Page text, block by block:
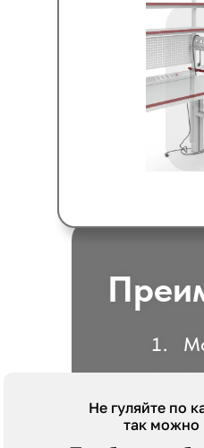
Не гуляйте по
так можно